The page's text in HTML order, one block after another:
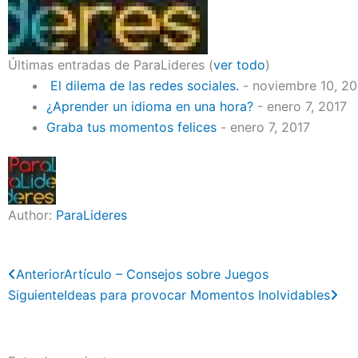
Últimas entradas de ParaLideres (ver todo)
El dilema de las redes sociales. - noviembre 10,
¿Aprender un idioma en una hora? - enero 7, 2017
Graba tus momentos felices - enero 7, 2017
Author: ParaLideres
Previo
AnteriorArtículo – Consejos sobre Juegos
SiguienteIdeas para provocar Momentos Inolvidables